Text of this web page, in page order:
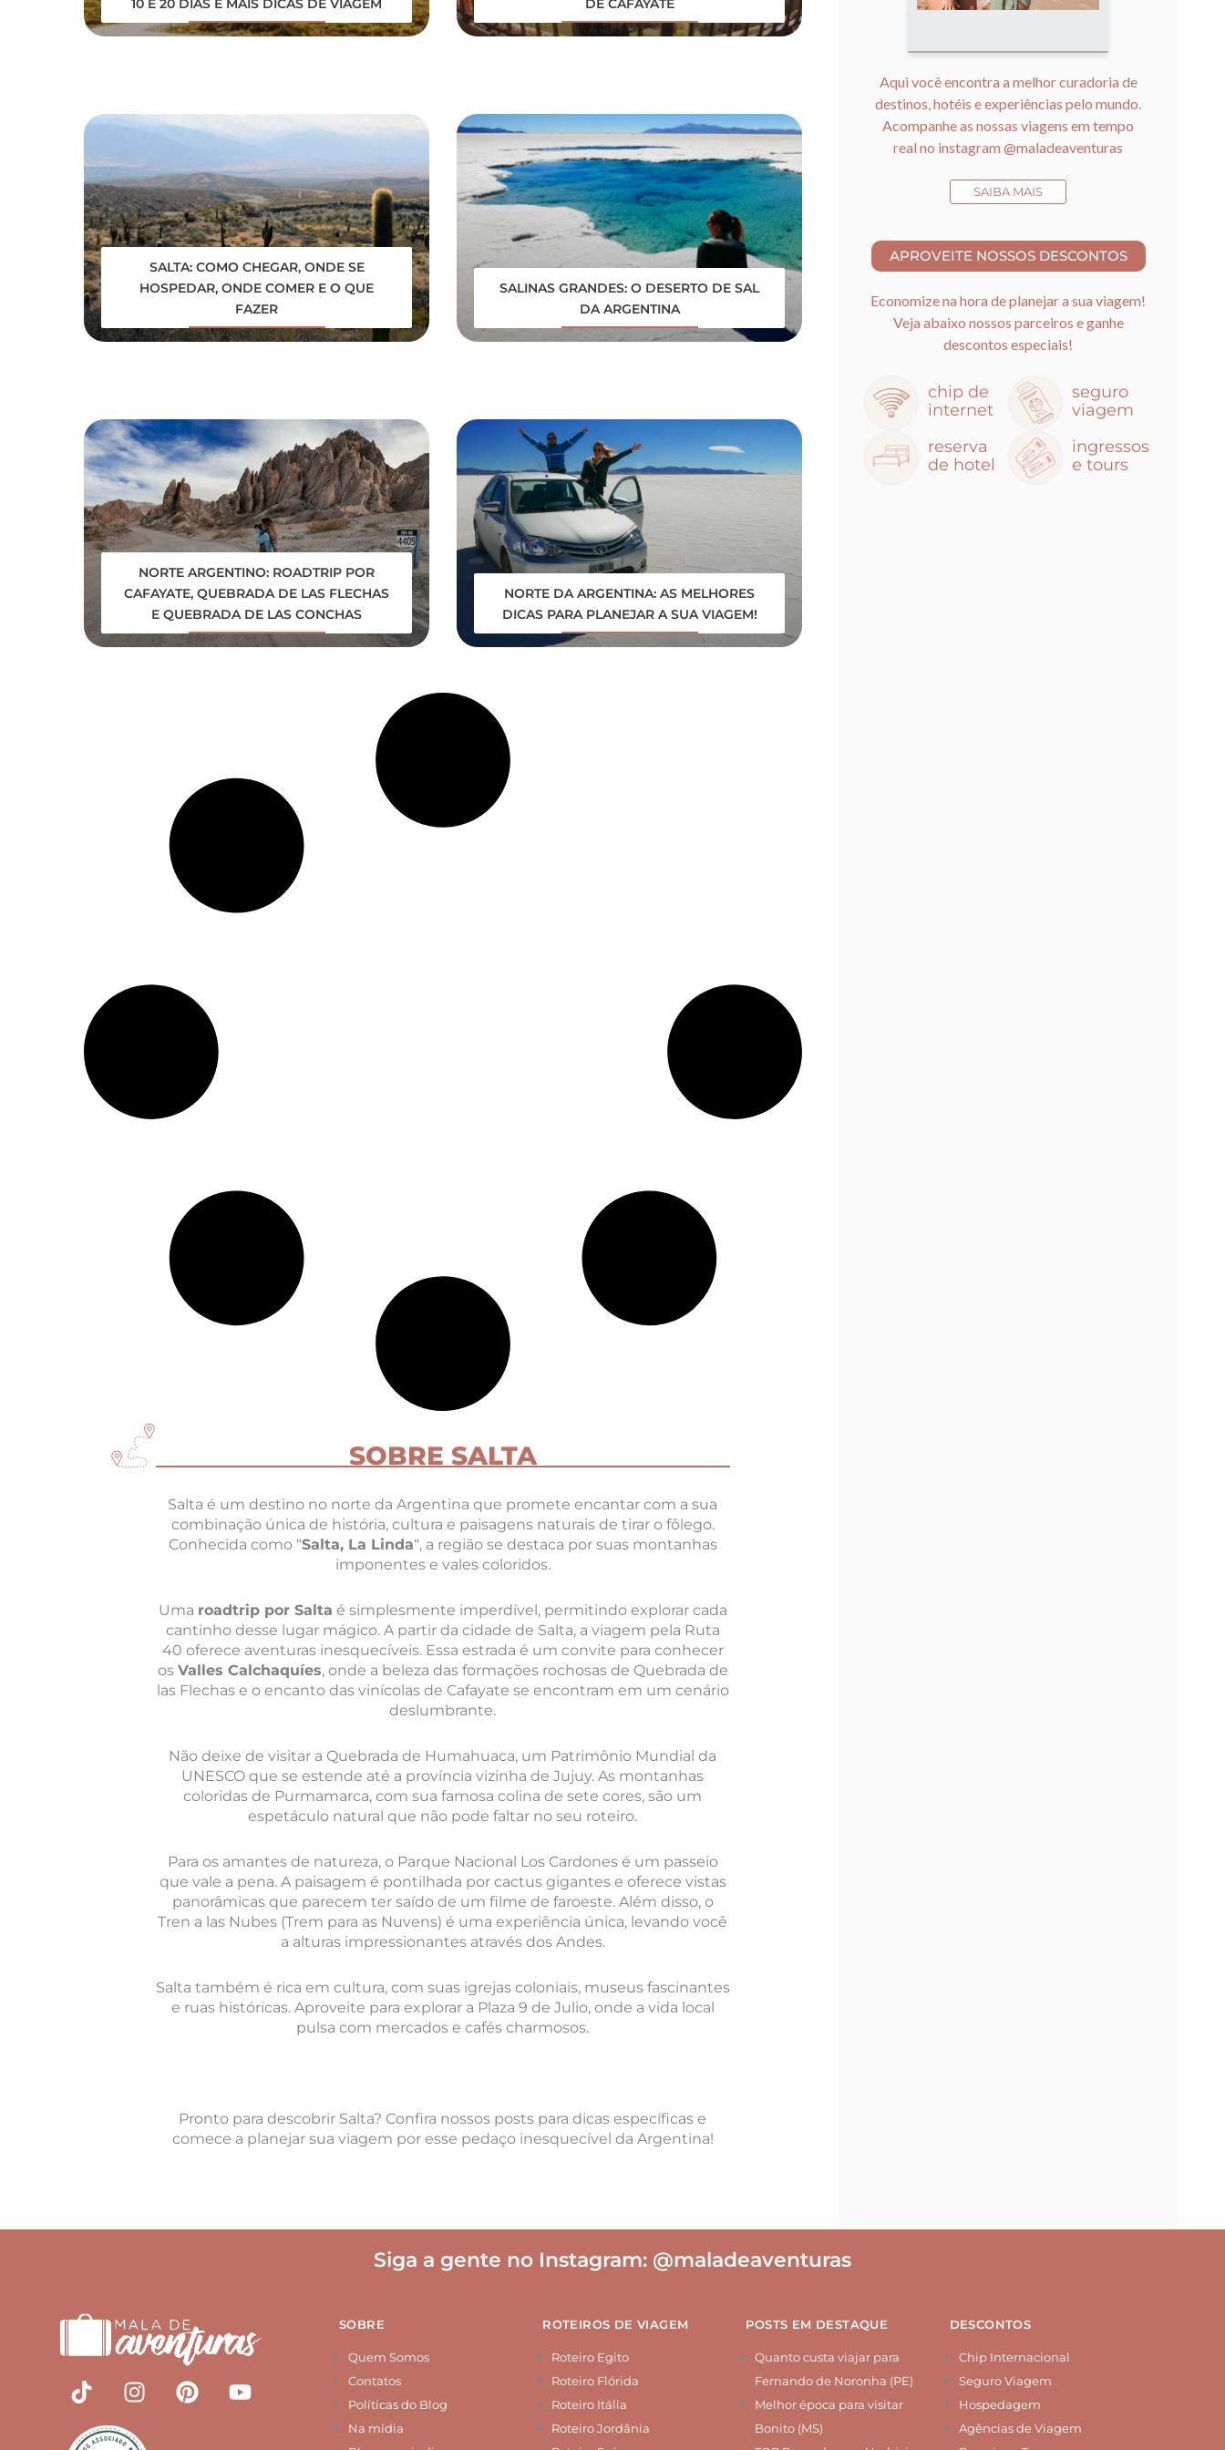
10 E 20 DIAS E MAIS DICAS DE VIAGEM
DE CAFAYATE
SALTA: COMO CHEGAR, ONDE SE
HOSPEDAR, ONDE COMER E O QUE
FAZER
SALINAS GRANDES: O DESERTO DE SAL
DA ARGENTINA
NORTE ARGENTINO: ROADTRIP POR
CAFAYATE, QUEBRADA DE LAS FLECHAS
E QUEBRADA DE LAS CONCHAS
NORTE DA ARGENTINA: AS MELHORES
DICAS PARA PLANEJAR A SUA VIAGEM!
SOBRE SALTA
Salta é um destino no norte da Argentina que promete encantar com a sua
combinação única de história, cultura e paisagens naturais de tirar o fôlego.
Conhecida como “Salta, La Linda“, a região se destaca por suas montanhas
imponentes e vales coloridos.
Uma roadtrip por Salta é simplesmente imperdível, permitindo explorar cada
cantinho desse lugar mágico. A partir da cidade de Salta, a viagem pela Ruta
40 oferece aventuras inesquecíveis. Essa estrada é um convite para conhecer
os Valles Calchaquíes, onde a beleza das formações rochosas de Quebrada de
las Flechas e o encanto das vinícolas de Cafayate se encontram em um cenário
deslumbrante.
Não deixe de visitar a Quebrada de Humahuaca, um Patrimônio Mundial da
UNESCO que se estende até a província vizinha de Jujuy. As montanhas
coloridas de Purmamarca, com sua famosa colina de sete cores, são um
espetáculo natural que não pode faltar no seu roteiro.
Para os amantes de natureza, o Parque Nacional Los Cardones é um passeio
que vale a pena. A paisagem é pontilhada por cactus gigantes e oferece vistas
panorâmicas que parecem ter saído de um filme de faroeste. Além disso, o
Tren a las Nubes (Trem para as Nuvens) é uma experiência única, levando você
a alturas impressionantes através dos Andes.
Salta também é rica em cultura, com suas igrejas coloniais, museus fascinantes
e ruas históricas. Aproveite para explorar a Plaza 9 de Julio, onde a vida local
pulsa com mercados e cafés charmosos.
Pronto para descobrir Salta? Confira nossos posts para dicas específicas e
comece a planejar sua viagem por esse pedaço inesquecível da Argentina!
Aqui você encontra a melhor curadoria de
destinos, hotéis e experiências pelo mundo.
Acompanhe as nossas viagens em tempo
real no instagram @maladeaventuras
SAIBA MAIS
Economize na hora de planejar a sua viagem!
Veja abaixo nossos parceiros e ganhe
descontos especiais!
chip de
internet
seguro
viagem
reserva
de hotel
ingressos
e tours
Siga a gente no Instagram: @maladeaventuras
T
i
k
I
n
P
i
Y
o
SOBRE
Quem Somos
Contatos
Políticas do Blog
Na mídia
ROTEIROS DE VIAGEM
Roteiro Egito
Roteiro Flórida
Roteiro Itália
Roteiro Jordânia
POSTS EM DESTAQUE
Quanto custa viajar para
Fernando de Noronha (PE)
Melhor época para visitar
Bonito (MS)
DESCONTOS
Chip Internacional
Seguro Viagem
Hospedagem
Agências de Viagem